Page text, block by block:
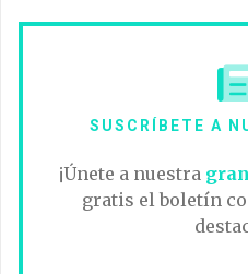
SUSCRÍBETE A
¡Únete a nuestra
gratis el boletín